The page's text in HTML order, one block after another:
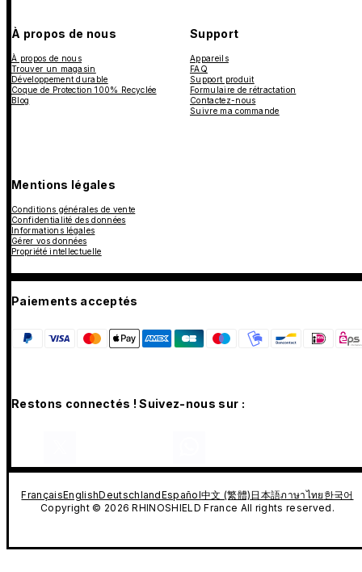
À propos de nous
À propos de nous
Trouver un magasin
Développement durable
Coque de Protection 100% Recyclée
Blog
Support
Appareils
FAQ
Support produit
Formulaire de rétractation
Contactez-nous
Suivre ma commande
Mentions légales
Conditions générales de vente
Confidentialité des données
Informations légales
Gérer vos données
Propriété intellectuelle
Paiements acceptés
Restons connectés ! Suivez-nous sur :
FrançaisEnglishDeutschlandEspañol中文 (繁體) 日本語ภาษาไทย 한국어
Copyright © 2026 RHINOSHIELD France All rights reserved.